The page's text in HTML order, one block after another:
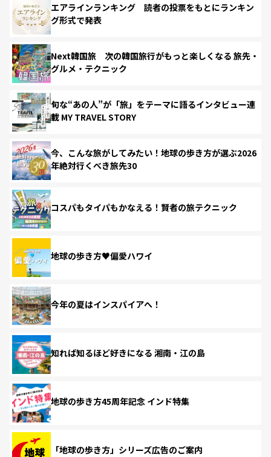
エアラインランキング 読者の投票をもとにランキン
グ形式で発表
Next韓国旅 次の韓国旅行がもっと楽しくなる 旅先・
グルメ・テクニック
旬な“あの人”が「旅」をテーマに語るインタビュー連
載 MY TRAVEL STORY
今、こんな旅がしてみたい！地球の歩き方が選ぶ2026
年絶対行くべき旅先30
コスパもタイパもかなえる！賢者の旅テクニック
地球の歩き方♥偏愛ハワイ
今年の夏はインスパイアへ！
知れば知るほど好きになる 湘南・江の島
地球の歩き方45周年記念 インド特集
「地球の歩き方」シリーズ広告のご案内